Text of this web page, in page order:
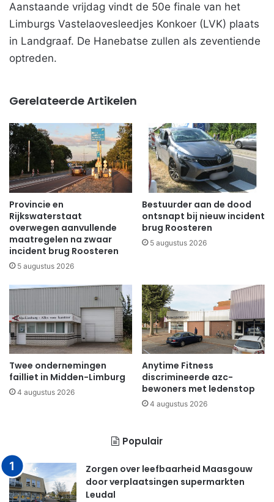
Aanstaande vrijdag vindt de 50e finale van het
Limburgs Vastelaovesleedjes Konkoer (LVK) plaats
in Landgraaf. De Hanebatse zullen als zeventiende
optreden.
Gerelateerde Artikelen
Provincie en
Rijkswaterstaat
overwegen aanvullende
maatregelen na zwaar
incident brug Roosteren
5 augustus 2026
Bestuurder aan de dood
ontsnapt bij nieuw incident
brug Roosteren
5 augustus 2026
Twee ondernemingen
failliet in Midden-Limburg
4 augustus 2026
Anytime Fitness
discrimineerde azc-
bewoners met ledenstop
4 augustus 2026
Populair
Zorgen over leefbaarheid Maasgouw
door verplaatsingen supermarkten
Leudal